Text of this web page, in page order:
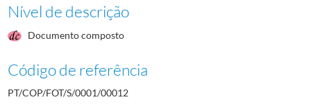
Nível de descrição
Documento composto
Código de referência
PT/COP/FOT/S/0001/00012